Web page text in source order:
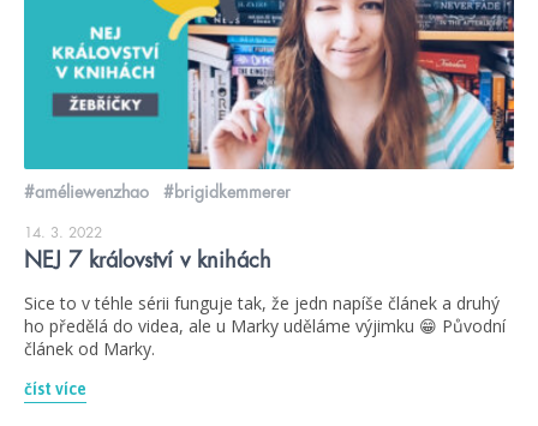
#améliewenzhao #brigidkemmerer
14. 3. 2022
NEJ 7 království v knihách
Sice to v téhle sérii funguje tak, že jedn napíše článek a druhý
ho předělá do videa, ale u Marky uděláme výjimku 😁 Původní
článek od Marky.
číst více